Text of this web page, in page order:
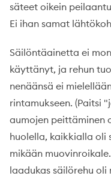
säteet oikein
Ei ihan samat
Säilöntäainetta ei
käyttänyt, ja rehun
nenäänsä ei
rintamukseen. (Paitsi
aumojen peittäminen
huolella, kaikkialla oli
mikään
laadukas säilörehu